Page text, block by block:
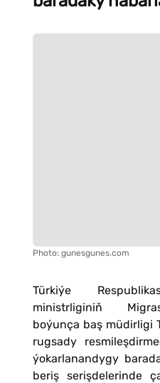
Photo: gunesgunes.com
Türkiýe
ministrliginiň
boýunça baş müdirligi
rugsady
ýokarlanandygy
beriş serişdelerinde